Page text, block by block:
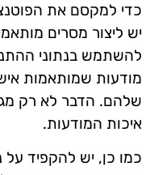
כדי למקסם את
יש ליצור מסרים
להשתמש בנתוני
מודעות שמותאמות
שלהם. הדבר לא רק
איכות המודעות.
כמו כן, יש להקפיד על